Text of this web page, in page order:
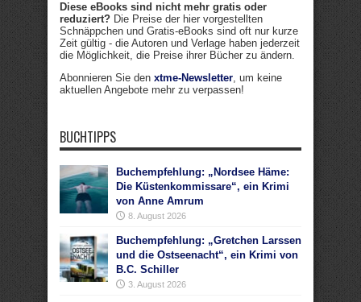
Diese eBooks sind nicht mehr gratis oder
reduziert? Die Preise der hier vorgestellten
Schnäppchen und Gratis-eBooks sind oft nur kurze
Zeit gültig - die Autoren und Verlage haben jederzeit
die Möglichkeit, die Preise ihrer Bücher zu ändern.
Abonnieren Sie den xtme-Newsletter, um keine
aktuellen Angebote mehr zu verpassen!
BUCHTIPPS
Buchempfehlung: „Nordsee Häme:
Die Küstenkommissare“, ein Krimi
von Anne Amrum
8. August 2026
Buchempfehlung: „Gretchen Larssen
und die Ostseenacht“, ein Krimi von
B.C. Schiller
3. August 2026